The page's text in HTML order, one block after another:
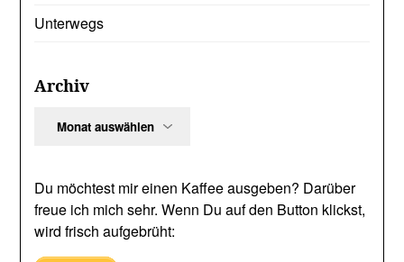
Unterwegs
Archiv
Du möchtest mir einen Kaffee ausgeben? Darüber
freue ich mich sehr. Wenn Du auf den Button klickst,
wird frisch aufgebrüht: